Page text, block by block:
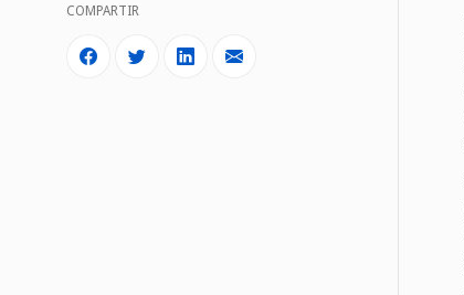
COMPARTIR